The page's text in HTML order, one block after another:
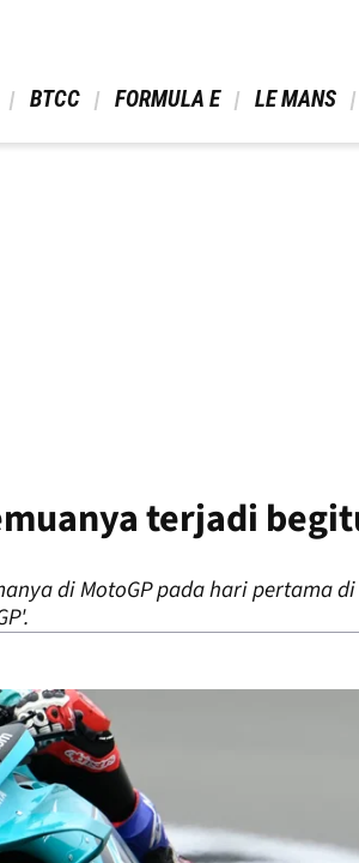
BTCC FORMULA E LE MANS
terjadi
di MotoGP pada hari pertama